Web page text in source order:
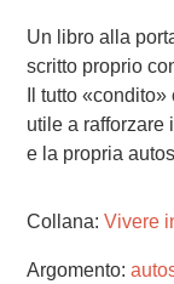
Un libro alla
scritto proprio
Il tutto
utile a rafforzare
e la propria
Collana: Vivere
Argomento: